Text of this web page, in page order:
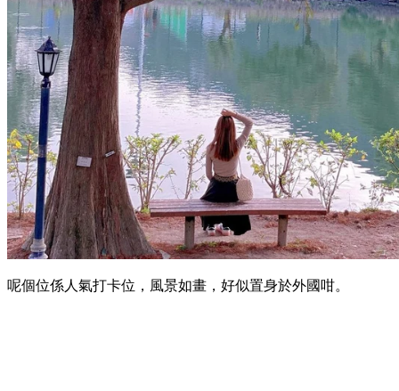
呢個位係人氣打卡位，風景如畫，好似置身於外國咁。